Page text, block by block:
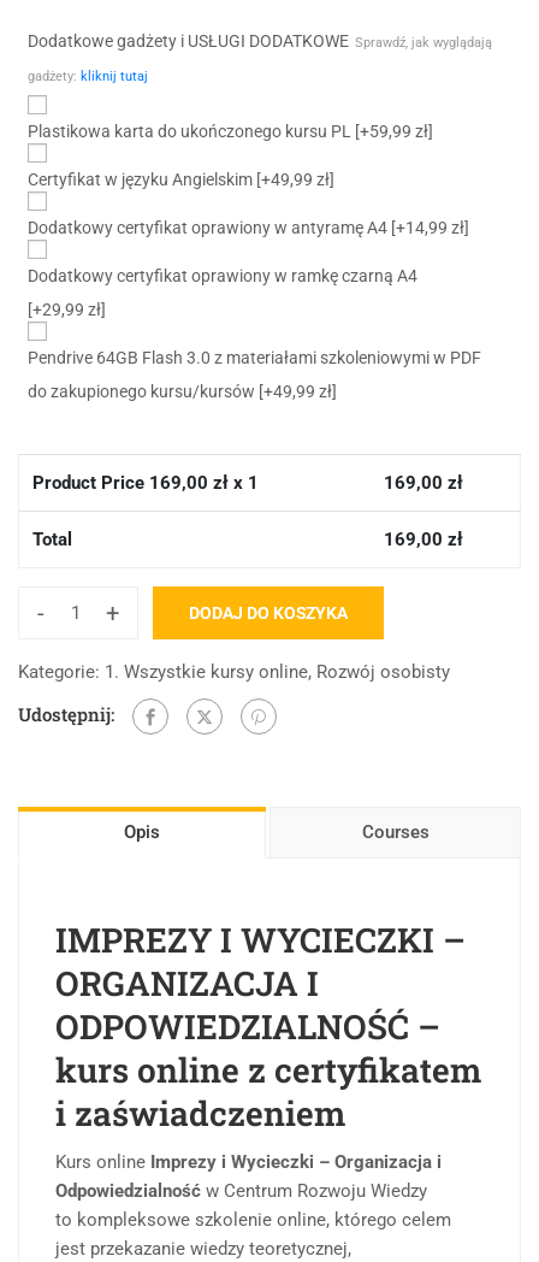
Dodatkowe gadżety i USŁUGI DODATKOWE Sprawdź, jak wyglądają
gadżety: kliknij tutaj
Plastikowa karta do ukończonego kursu PL [+59,99 zł]
Certyfikat w języku Angielskim [+49,99 zł]
Dodatkowy certyfikat oprawiony w antyramę A4 [+14,99 zł]
Dodatkowy certyfikat oprawiony w ramkę czarną A4
[+29,99 zł]
Pendrive 64GB Flash 3.0 z materiałami szkoleniowymi w PDF
do zakupionego kursu/kursów [+49,99 zł]
Product Price 169,00 zł x 1 169,00 zł
Total 169,00 zł
- + DODAJ DO KOSZYKA
Kategorie: 1. Wszystkie kursy online, Rozwój osobisty
Udostępnij:
Opis Courses
IMPREZY I WYCIECZKI –
ORGANIZACJA I
ODPOWIEDZIALNOŚĆ –
kurs online z certyfikatem
i zaświadczeniem
Kurs online Imprezy i Wycieczki – Organizacja i
Odpowiedzialność w Centrum Rozwoju Wiedzy
to kompleksowe szkolenie online, którego celem
jest przekazanie wiedzy teoretycznej,